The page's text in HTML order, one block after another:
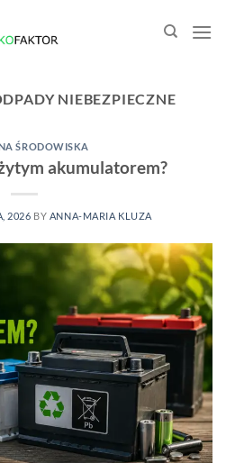
NIEBEZPIECZNE
ŚRODOWISKA
akumulatorem?
2026 BY ANNA-MARIA KLUZA